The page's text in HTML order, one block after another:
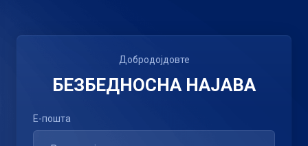
Добродојдовте
БЕЗБЕДНОСНА НАЈАВА
Е-пошта